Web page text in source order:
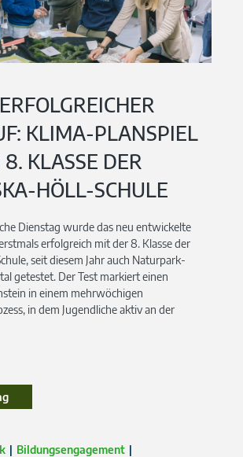
KLIMA-PLANSPIEL
KLASSE DER
HÖLL-SCHULE
Dienstag wurde das neu entwickelte
erfolgreich mit der 8. Klasse der
seit diesem Jahr auch Naturpark-
getestet. Der Test markiert einen
in einem mehrwöchigen
in dem Jugendliche aktiv an der
Zum Beitrag
Bildungsengagement